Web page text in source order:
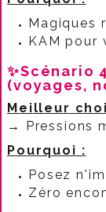
Magiques
KAM pour
✨Scénario
(voyages,
Meilleur
→ Pressions
Pourquoi :
Posez
Zéro